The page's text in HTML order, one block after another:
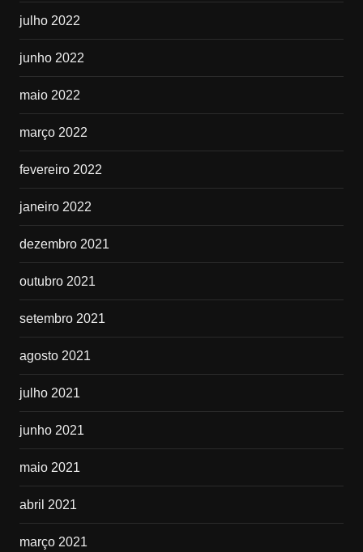
julho 2022
junho 2022
maio 2022
março 2022
fevereiro 2022
janeiro 2022
dezembro 2021
outubro 2021
setembro 2021
agosto 2021
julho 2021
junho 2021
maio 2021
abril 2021
março 2021